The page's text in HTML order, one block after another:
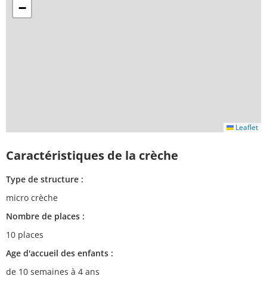
−
Leaflet
Caractéristiques de la crèche
Type de structure :
micro crèche
Nombre de places :
10 places
Age d'accueil des enfants :
de 10 semaines à 4 ans